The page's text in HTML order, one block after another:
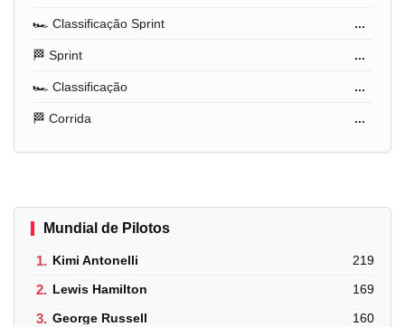
🏎️ Classificação Sprint ...
🏁 Sprint ...
🏎️ Classificação ...
🏁 Corrida ...
Mundial de Pilotos
1. Kimi Antonelli 219
2. Lewis Hamilton 169
3. George Russell 160